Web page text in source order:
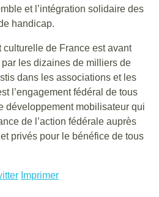
et l’intégration solidaire des
handicap.
culturelle de France est avant
les dizaines de milliers de
dans les associations et les
l’engagement fédéral de tous
développement mobilisateur qui
de l’action fédérale auprès
privés pour le bénéfice de tous
Imprimer